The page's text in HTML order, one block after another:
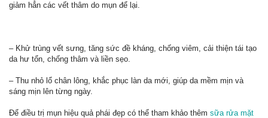
giảm hẳn các vết thâm do mụn để lại.
– Khử trùng vết sưng, tăng sức đề kháng, chống viêm, cải thiện tái tạo
da hư tổn, chống thâm và liền sẹo.
– Thu nhỏ lổ chân lông, khắc phục làn da mới, giúp da mềm mịn và
sáng mịn lên từng ngày.
Để điều trị mụn hiệu quả phái đẹp có thể tham khảo thêm sữa rửa mặt